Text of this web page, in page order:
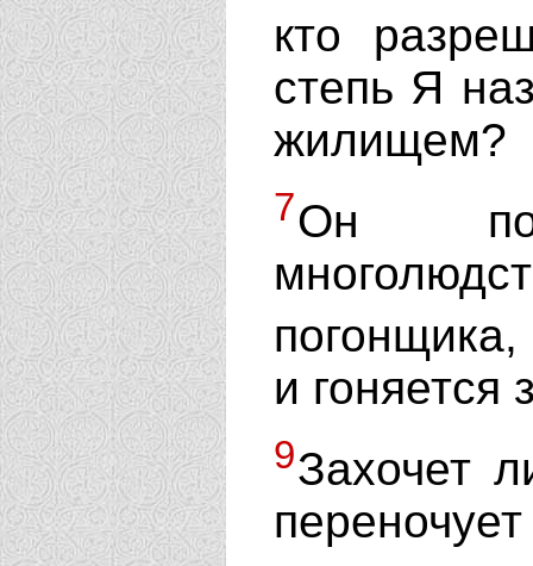
кто
степь Я
жилищем?
7Он
и гоняется
9Захочет